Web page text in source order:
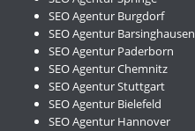
SEO Agentur Burgdorf
SEO Agentur Barsinghausen
SEO Agentur Paderborn
SEO Agentur Chemnitz
SEO Agentur Stuttgart
SEO Agentur Bielefeld
SEO Agentur Hannover